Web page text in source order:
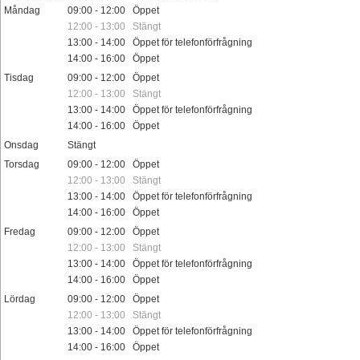
Måndag
09:00 - 12:00 Öppet
12:00 - 13:00 Stängt
13:00 - 14:00 Öppet för telefonförfrågning
14:00 - 16:00 Öppet
Tisdag
09:00 - 12:00 Öppet
12:00 - 13:00 Stängt
13:00 - 14:00 Öppet för telefonförfrågning
14:00 - 16:00 Öppet
Onsdag
Stängt
Torsdag
09:00 - 12:00 Öppet
12:00 - 13:00 Stängt
13:00 - 14:00 Öppet för telefonförfrågning
14:00 - 16:00 Öppet
Fredag
09:00 - 12:00 Öppet
12:00 - 13:00 Stängt
13:00 - 14:00 Öppet för telefonförfrågning
14:00 - 16:00 Öppet
Lördag
09:00 - 12:00 Öppet
12:00 - 13:00 Stängt
13:00 - 14:00 Öppet för telefonförfrågning
14:00 - 16:00 Öppet